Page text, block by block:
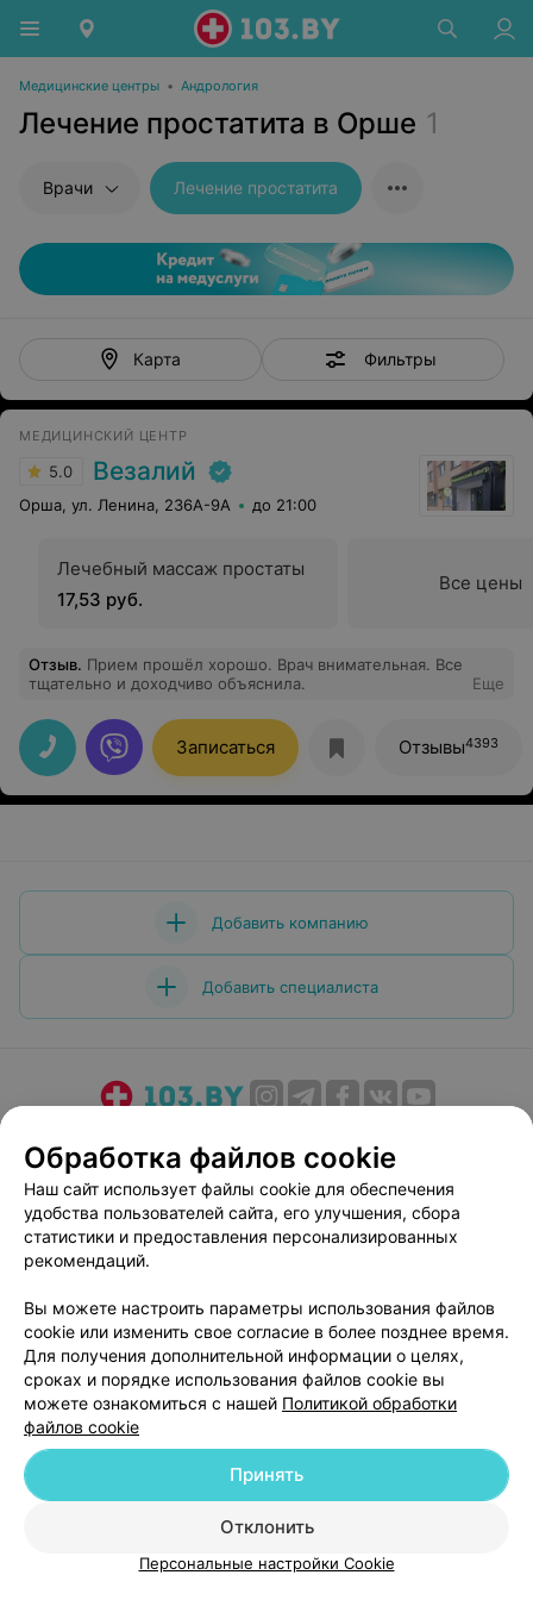
Медицинские центры • Андрология
Лечение простатита в Орше 1
Врачи Лечение простатита
Карта Фильтры
МЕДИЦИНСКИЙ ЦЕНТР
5.0 Везалий
Орша, ул. Ленина, 236А-9А до 21:00
Лечебный массаж простаты
17,53 руб.
Все цены
Отзыв. Прием прошёл хорошо. Врач внимательная. Все
тщательно и доходчиво объяснила.
Еще
Записаться Отзывы4393
Добавить компанию
Добавить специалиста
Медицинский маркетинг
Публичный договор
Пользовательское соглашение
Способы оплаты
Вакансии
Партнеры
Написать руководителю 103.by
Персональные настройки cookie
Обработка персональных данных
© 2026 ООО «Артокс Лаб», УНП 191700409| 220012, Республика Беларусь,
г. Минск, улица Толбухина, 2, пом. 16 | help@103.by
Обработка файлов cookie
Наш сайт использует файлы cookie для обеспечения
удобства пользователей сайта, его улучшения, сбора
статистики и предоставления персонализированных
рекомендаций.
Вы можете настроить параметры использования файлов
cookie или изменить свое согласие в более позднее время.
Для получения дополнительной информации о целях,
сроках и порядке использования файлов cookie вы
можете ознакомиться с нашей Политикой обработки
файлов cookie
Отклонить
Принять
Персональные настройки Cookie